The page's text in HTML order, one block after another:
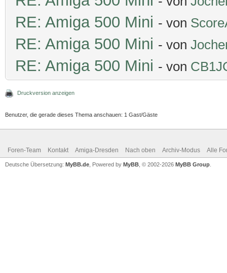
RE: Amiga 500 Mini - von
RE: Amiga 500 Mini - von
RE: Amiga 500 Mini - von
Druckversion anzeigen
Benutzer, die gerade dieses Thema anschauen: 1 Gast/Gäste
Foren-Team Kontakt Amiga-Dresden Nach oben Archiv-Modus Alle
Deutsche Übersetzung: MyBB.de , Powered by MyBB , © 2002-2026 MyBB Group